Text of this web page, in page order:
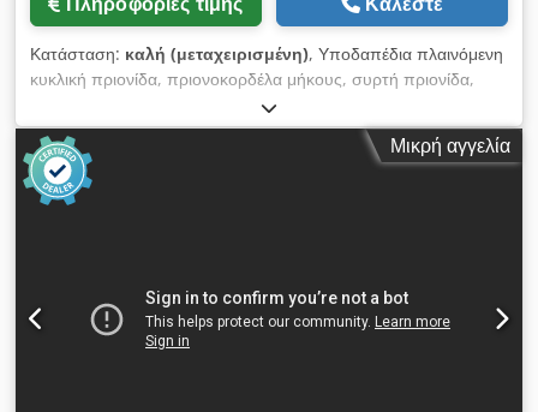
Κατάσταση: καλή (μεταχειρισμένη), Υποδαπέδια πλαινόμενη
κυκλική πριονίδα, πριονοκορδέλα μήκους, συρτή πριονίδα,
πριονοκορδέλα κοπής, φορμαριστική πριονοκορδέλα,
επιτραπέζια κυκλική πριονίδα, κυκλικό πριόνι, πριόνι ακριβείας
Dedpfx Acsyvpm Soajck - Κατασκευαστής: Rapid, επιτραπέζια
κυκλική πριονίδα με κινητή μονάδα πριονίσματος μέχρι 45° -
Τύπος: Pk 100 - Ισχύς κινητήρα: 2,5 kW / 2850 σ.α.λ. - Δίσκος
850/850/H1310 mm - Βάρος: 176 kg
Μικρή αγγελία